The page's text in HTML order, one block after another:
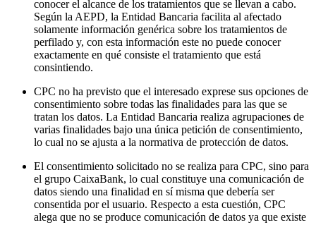
conocer el alcance de los tratamientos que se llevan a cabo.
Según la AEPD, la Entidad Bancaria facilita al afectado
solamente información genérica sobre los tratamientos de
perfilado y, con esta información este no puede conocer
exactamente en qué consiste el tratamiento que está
consintiendo.
CPC no ha previsto que el interesado exprese sus opciones de
consentimiento sobre todas las finalidades para las que se
tratan los datos. La Entidad Bancaria realiza agrupaciones de
varias finalidades bajo una única petición de consentimiento,
lo cual no se ajusta a la normativa de protección de datos.
El consentimiento solicitado no se realiza para CPC, sino para
el grupo CaixaBank, lo cual constituye una comunicación de
datos siendo una finalidad en sí misma que debería ser
consentida por el usuario. Respecto a esta cuestión, CPC
alega que no se produce comunicación de datos ya que existe